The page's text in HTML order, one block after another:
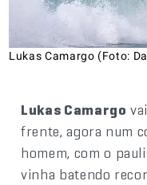
Lukas Camargo (Foto:
Lukas Camargo
frente, agora num
homem, com o
vinha batendo